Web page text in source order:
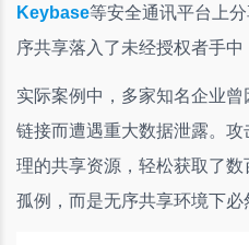
Keybase等安全通讯平台上
序共享落入了未经授权者手中
实际案例中，多家知名企业
链接而遭遇重大数据泄露。
理的共享资源，轻松获取了
孤例，而是无序共享环境下必